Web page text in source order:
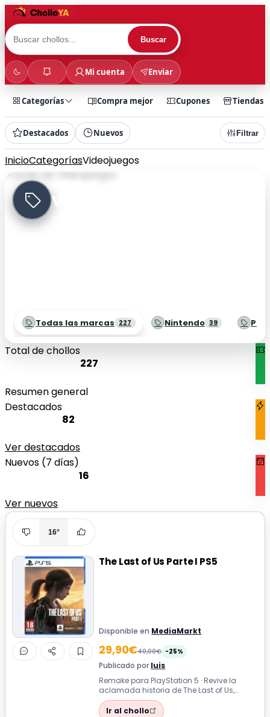
Buscar
Mi cuenta Enviar
Categorías Compra mejor Cupones Tiendas
Destacados Nuevos Filtrar
InicioCategoríasVideojuegos
Videojuegos
Todas las marcas 227 Nintendo 39
Total de chollos
227
Resumen general
Destacados
82
Ver destacados
Nuevos (7 días)
16
Ver nuevos
16°
The Last of Us Parte I PS5
Disponible en MediaMarkt
29,90€40,00€ -25%
Publicado por luis
Remake para PlayStation 5 · Revive la
aclamada historia de The Last of Us,
completamente reconstruida para
PlayStatio...
Ir al chollo